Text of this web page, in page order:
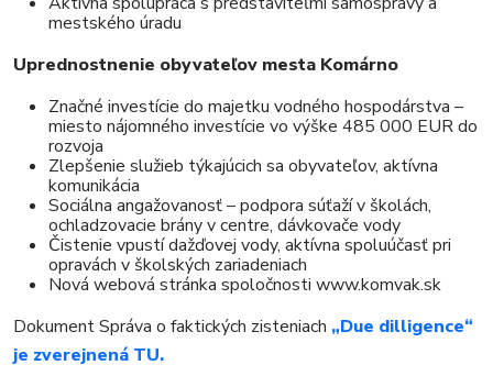
mestského úradu
Uprednostnenie obyvateľov mesta Komárno
Značné investície do majetku vodného hospodárstva –
miesto nájomného investície vo výške 485 000 EUR do
rozvoja
Zlepšenie služieb týkajúcich sa obyvateľov, aktívna
komunikácia
Sociálna angažovanosť – podpora súťaží v školách,
ochladzovacie brány v centre, dávkovače vody
Čistenie vpustí dažďovej vody, aktívna spoluúčasť pri
opravách v školských zariadeniach
Nová webová stránka spoločnosti www.komvak.sk
Dokument Správa o faktických zisteniach „Due dilligence“
je zverejnená TU.